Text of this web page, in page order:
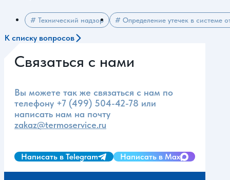
# Технический надзор # Определение утечек в системе
К списку вопросов
Связаться с нами
Вы можете так же связаться с нам по
телефону +7 (499) 504-42-78 или
написать нам на почту
zakaz@termoservice.ru
Написать в Telegram Написать в Max